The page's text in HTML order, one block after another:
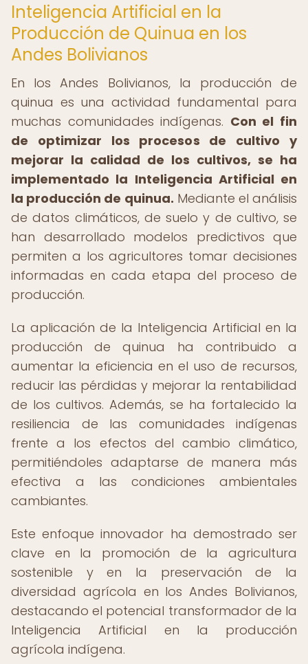
Inteligencia Artificial en la
Producción de Quinua en los
Andes Bolivianos
En los Andes Bolivianos, la producción de
quinua es una actividad fundamental para
muchas comunidades indígenas. Con el fin
de optimizar los procesos de cultivo y
mejorar la calidad de los cultivos, se ha
implementado la Inteligencia Artificial en
la producción de quinua. Mediante el análisis
de datos climáticos, de suelo y de cultivo, se
han desarrollado modelos predictivos que
permiten a los agricultores tomar decisiones
informadas en cada etapa del proceso de
producción.
La aplicación de la Inteligencia Artificial en la
producción de quinua ha contribuido a
aumentar la eficiencia en el uso de recursos,
reducir las pérdidas y mejorar la rentabilidad
de los cultivos. Además, se ha fortalecido la
resiliencia de las comunidades indígenas
frente a los efectos del cambio climático,
permitiéndoles adaptarse de manera más
efectiva a las condiciones ambientales
cambiantes.
Este enfoque innovador ha demostrado ser
clave en la promoción de la agricultura
sostenible y en la preservación de la
diversidad agrícola en los Andes Bolivianos,
destacando el potencial transformador de la
Inteligencia Artificial en la producción
agrícola indígena.